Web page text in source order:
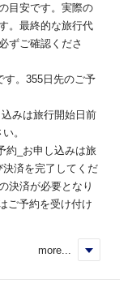
目安です。実際の
。最終的な旅行代
ずご確認くださ
す。355日先のご予
みは旅行開始日前
。
約_お申し込みは旅
済を完了してくだ
決済が必要となり
ご予約を受け付け
more...